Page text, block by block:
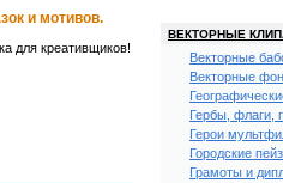
и мотивов.
для креативщиков!
ВЕКТОРНЫЕ
Векторные
Векторные
Гербы, флаги,
Герои
Городские
Грамоты и